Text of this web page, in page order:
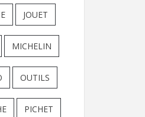
JOUET
MICHELIN
OUTILS
PICHET